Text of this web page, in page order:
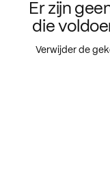
Er zijn
die
Verwijder de